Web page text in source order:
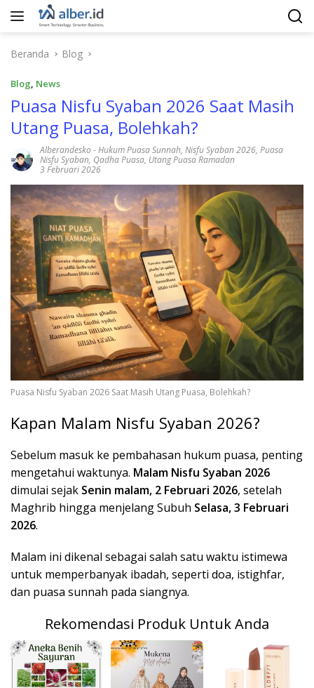
Langsung
Beranda
Blog
Blog, News
Puasa Nisfu Syaban 2026 Saat Masih
Utang Puasa, Bolehkah?
Alberandesko -Hukum Puasa Sunnah, Nisfu Syaban 2026, Puasa
Nisfu Syaban, Qadha Puasa, Utang Puasa Ramadan
3 Februari 2026
Puasa Nisfu Syaban 2026 Saat Masih Utang Puasa, Bolehkah?
Kapan Malam Nisfu Syaban 2026?
Sebelum masuk ke pembahasan hukum puasa, penting
mengetahui waktunya. Malam Nisfu Syaban 2026
dimulai sejak Senin malam, 2 Februari 2026, setelah
Maghrib hingga menjelang Subuh Selasa, 3 Februari
2026.
Malam ini dikenal sebagai salah satu waktu istimewa
untuk memperbanyak ibadah, seperti doa, istighfar,
dan puasa sunnah pada siangnya.
Rekomendasi Produk Untuk Anda